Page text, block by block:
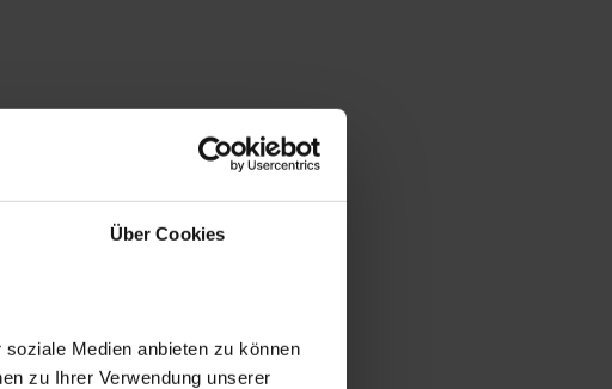
Über Cookies
Medien anbieten zu können
zu Ihrer Verwendung unserer